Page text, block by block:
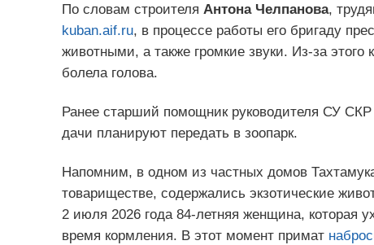
По словам строителя Антона Челпанова,
kuban.aif.ru, в процессе работы его бригаду
животными, а также громкие звуки. Из-за этого
болела голова.
Ранее старший помощник руководителя СУ
дачи планируют передать в зоопарк.
Напомним, в одном из частных домов
товариществе, содержались экзотические
2 июля 2026 года 84-летняя женщина, которая
время кормления. В этот момент примат